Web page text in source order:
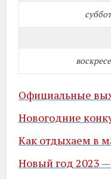
Официальные
Новогодние
Как отдыхаем в
Новый год 2023